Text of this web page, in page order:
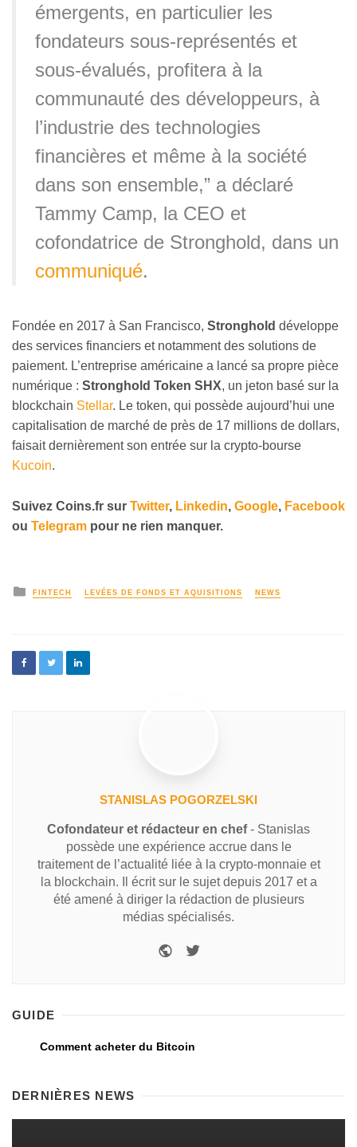
émergents, en particulier les
fondateurs sous-représentés et
sous-évalués, profitera à la
communauté des développeurs, à
l’industrie des technologies
financières et même à la société
dans son ensemble,” a déclaré
Tammy Camp, la CEO et
cofondatrice de Stronghold, dans un
communiqué.
Fondée en 2017 à San Francisco, Stronghold développe
des services financiers et notamment des solutions de
paiement. L’entreprise américaine a lancé sa propre pièce
numérique : Stronghold Token SHX, un jeton basé sur la
blockchain Stellar. Le token, qui possède aujourd’hui une
capitalisation de marché de près de 17 millions de dollars,
faisait dernièrement son entrée sur la crypto-bourse
Kucoin.
Suivez Coins.fr sur Twitter, Linkedin, Google, Facebook
ou Telegram pour ne rien manquer.
FINTECH LEVÉES DE FONDS ET AQUISITIONS NEWS
STANISLAS POGORZELSKI
Cofondateur et rédacteur en chef- Stanislas
possède une expérience accrue dans le
traitement de l’actualité liée à la crypto-monnaie et
la blockchain. Il écrit sur le sujet depuis 2017 et a
été amené à diriger la rédaction de plusieurs
médias spécialisés.
GUIDE
Comment acheter du Bitcoin
DERNIÈRES NEWS